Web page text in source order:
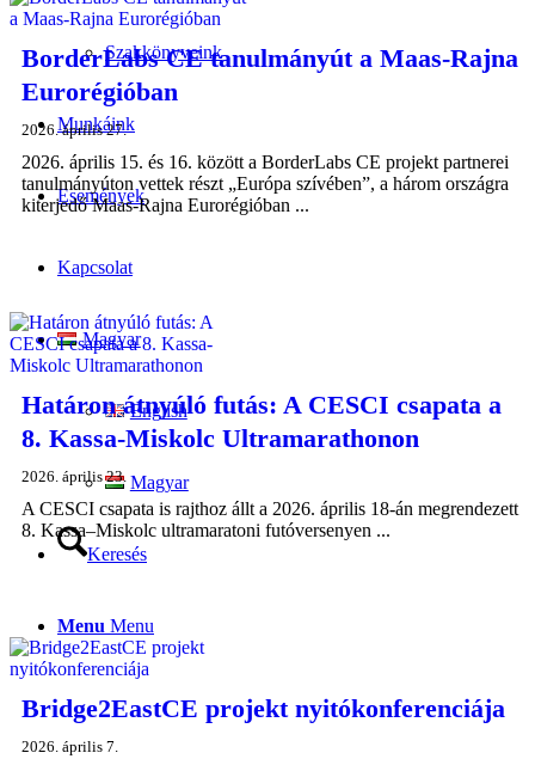
Szakkönyveink
Munkáink
Események
Kapcsolat
Magyar
English
Magyar
Keresés
Menu Menu
BorderLabs CE tanulmányút a Maas-Rajna
Eurorégióban
2026. április 27.
2026. április 15. és 16. között a BorderLabs CE projekt partnerei
tanulmányúton vettek részt „Európa szívében”, a három országra
kiterjedő Maas-Rajna Eurorégióban ...
Határon átnyúló futás: A CESCI csapata a
8. Kassa-Miskolc Ultramarathonon
2026. április 23.
A CESCI csapata is rajthoz állt a 2026. április 18-án megrendezett
8. Kassa–Miskolc ultramaratoni futóversenyen ...
Bridge2EastCE projekt nyitókonferenciája
2026. április 7.